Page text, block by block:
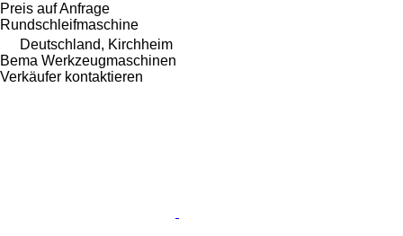
Preis auf Anfrage
Rundschleifmaschine
Deutschland, Kirchheim
Bema Werkzeugmaschinen
Verkäufer kontaktieren